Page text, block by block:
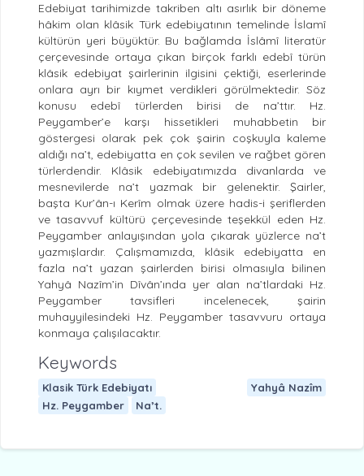
Edebiyat tarihimizde takriben altı asırlık bir döneme
hâkim olan klâsik Türk edebiyatının temelinde İslamî
kültürün yeri büyüktür. Bu bağlamda İslâmî literatür
çerçevesinde ortaya çıkan birçok farklı edebî türün
klâsik edebiyat şairlerinin ilgisini çektiği, eserlerinde
onlara ayrı bir kıymet verdikleri görülmektedir. Söz
konusu edebî türlerden birisi de na’ttır. Hz.
Peygamber’e karşı hissetikleri muhabbetin bir
göstergesi olarak pek çok şairin coşkuyla kaleme
aldığı na’t, edebiyatta en çok sevilen ve rağbet gören
türlerdendir. Klâsik edebiyatımızda divanlarda ve
mesnevilerde na’t yazmak bir gelenektir. Şairler,
başta Kur’ân-ı Kerîm olmak üzere hadis-i şeriflerden
ve tasavvuf kültürü çerçevesinde teşekkül eden Hz.
Peygamber anlayışından yola çıkarak yüzlerce na’t
yazmışlardır. Çalışmamızda, klâsik edebiyatta en
fazla na’t yazan şairlerden birisi olmasıyla bilinen
Yahyâ Nazîm’in Dîvân’ında yer alan na’tlardaki Hz.
Peygamber tavsifleri incelenecek, şairin
muhayyilesindeki Hz. Peygamber tasavvuru ortaya
konmaya çalışılacaktır.
Keywords
Klasik Türk Edebiyatı
Yahyâ Nazîm
Hz. Peygamber
Na’t.